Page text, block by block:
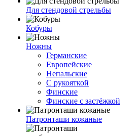
Для стендовой стрельбы
Кобуры
Ножны
Германские
Европейские
Непальские
С рукояткой
Финские
Финские с застёжкой
Патронташи кожаные